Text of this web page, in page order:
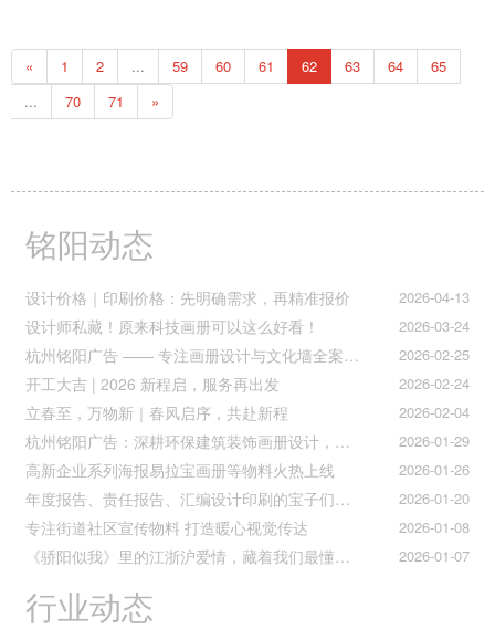
顺利进行。 企业标准色彩的确定是建立在企业经
« 1 2 ... 59 60 61 62 63 64
65
...
70 71 »
铭阳动态
2026-04-13
设计价格｜印刷价格：先明确需求，再精准报价
2026-03-24
设计师私藏！原来科技画册可以这么好看！
2026-02-25
杭州铭阳广告 —— 专注画册设计与文化墙全案落地
2026-02-24
开工大吉 | 2026 新程启，服务再出发
2026-02-04
立春至，万物新｜春风启序，共赴新程
2026-01-29
杭州铭阳广告：深耕环保建筑装饰画册设计，赋能空间美学与可持续发展
2026-01-26
高新企业系列海报易拉宝画册等物料火热上线
2026-01-20
年度报告、责任报告、汇编设计印刷的宝子们集合！
2026-01-08
专注街道社区宣传物料 打造暖心视觉传达
2026-01-07
《骄阳似我》里的江浙沪爱情，藏着我们最懂的温柔与默契
行业动态